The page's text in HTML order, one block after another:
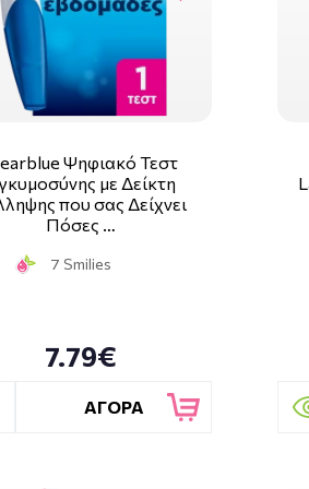
Ψηφιακό Τεστ
με Δείκτη
που σας Δείχνει
Πόσες …
7 Smilies
7.79€
ΑΓΟΡΑ